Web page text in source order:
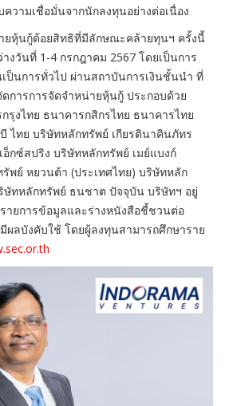
วามเชื่อมั่นจากนักลงทุนอย่างต่อเนื่อง
นกู้ด้อยสิทธิที่มีลักษณะคล้ายทุนฯ ครั้งนี้
งวันที่ 1-4 กรกฎาคม 2567 โดยเป็นการ
ป็นการทั่วไป ผ่านสถาบันการเงินชั้นนำ ที่
การการจัดจำหน่ายหุ้นกู้ ประกอบด้วย
รุงไทย ธนาคารกสิกรไทย ธนาคารไทย
ไทย บริษัทหลักทรัพย์ เกียรตินาคินภัทร
กซ์สปริง บริษัทหลักทรัพย์ เมย์แบงก์
พย์ หยวนต้า (ประเทศไทย) บริษัทหลัก
ษัทหลักทรัพย์ ธนชาต ปัจจุบัน บริษัทฯ อยู่
ายการข้อมูลและร่างหนังสือชี้ชวนต่อ
ผลบังคับใช้ โดยผู้ลงทุนสามารถศึกษาราย